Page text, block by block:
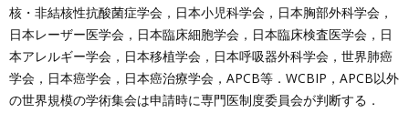
核・非結核性抗酸菌症学会，日本小児科学会，日本胸部外科学会，
日本レーザー医学会，日本臨床細胞学会，日本臨床検査医学会，日
本アレルギー学会，日本移植学会，日本呼吸器外科学会，世界肺癌
学会，日本癌学会，日本癌治療学会，APCB等．WCBIP，APCB以外
の世界規模の学術集会は申請時に専門医制度委員会が判断する．